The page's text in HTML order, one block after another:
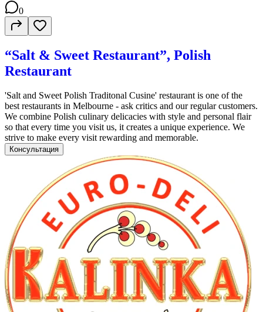
0
“Salt & Sweet Restaurant”, Polish
Restaurant
'Salt and Sweet Polish Traditonal Cusine' restaurant is one of the
best restaurants in Melbourne - ask critics and our regular customers.
We combine Polish culinary delicacies with style and personal flair
so that every time you visit us, it creates a unique experience. We
strive to make every visit rewarding and memorable.
Консультация